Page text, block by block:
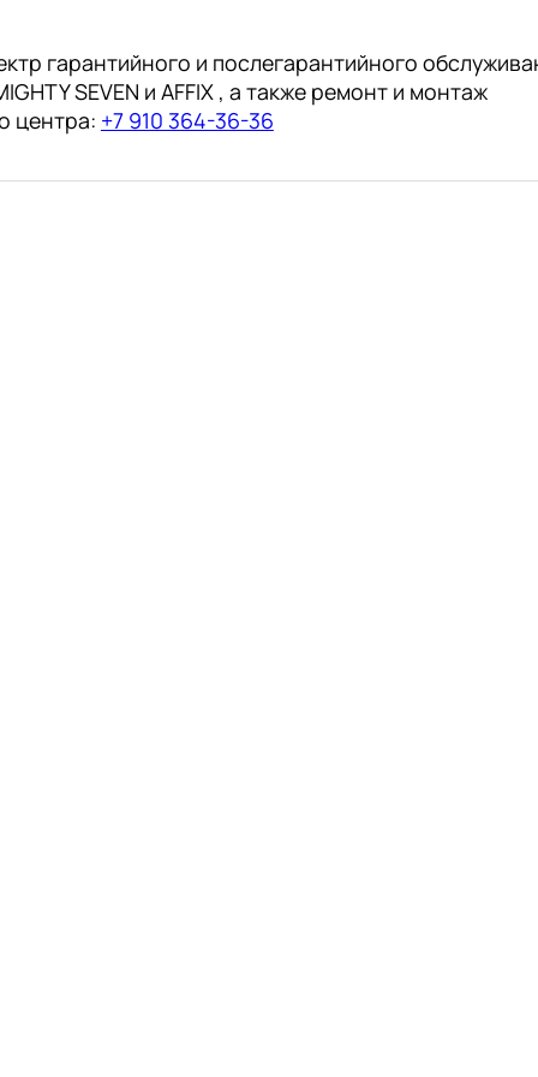
гарантийного и послегарантийного
SEVEN и AFFIX , а также ремонт и монтаж
центра: +7 910 364-36-36